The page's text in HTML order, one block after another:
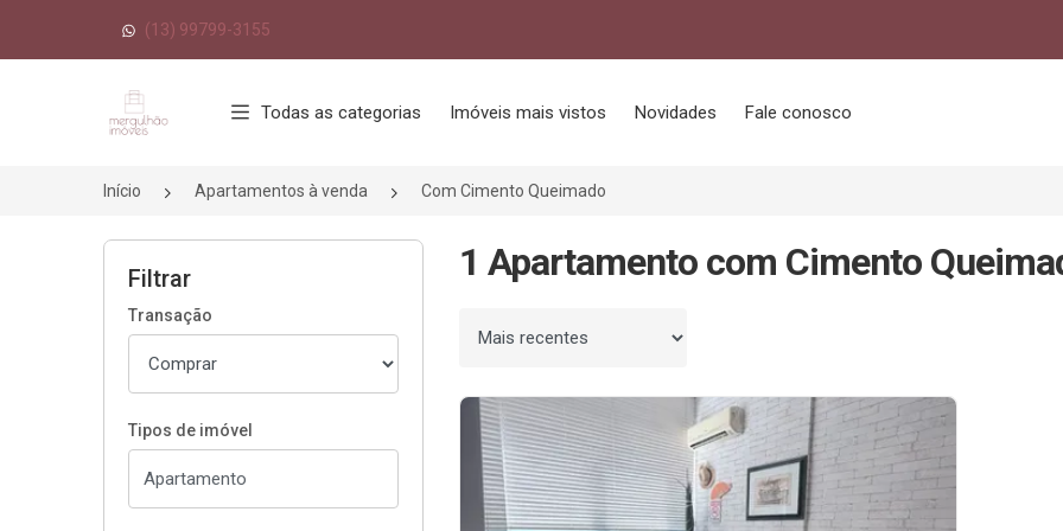
(13) 99799-3155
Página inicial
Todas as categorias Imóveis mais vistos Novidades Fale conosco
Início Apartamentos à venda Com Cimento Queimado
Filtrar
Transação
Tipos de imóvel
1 Apartamento com Cimento
Ordenar por